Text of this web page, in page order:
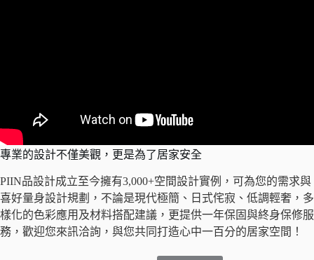
專業的設計不僅美觀，更是為了居家安全
PIIN品設計成立至今擁有3,000+空間設計實例，可為您的需求與
喜好量身設計規劃，不論是現代極簡、日式侘寂、低調輕奢，多
樣化的色彩應用及材料搭配建議，更提供一年保固與終身保修服
務，歡迎您來訊洽詢，與您共同打造心中一百分的居家空間！